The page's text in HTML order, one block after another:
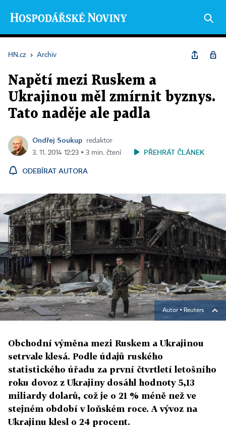
HN.cz › Archiv
Napětí mezi Ruskem a
Ukrajinou měl zmírnit byznys.
Tato naděje ale padla
Ondřej Soukup
redaktor
3. 11. 2014 12:23 ▪ 3 min. čtení
PŘEHRÁT ČLÁNEK
ODEBÍRAT AUTORA
Autor ▪ Reuters
Obchodní výměna mezi Ruskem a Ukrajinou
setrvale klesá. Podle údajů ruského
statistického úřadu za první čtvrtletí letošního
roku dovoz z Ukrajiny dosáhl hodnoty 5,13
miliardy dolarů, což je o 21 % méně než ve
stejném období v loňském roce. A vývoz na
Ukrajinu klesl o 24 procent.